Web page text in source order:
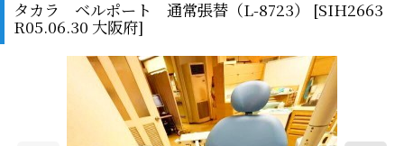
タカラ ベルポート 通常張替（L-8723） [SIH2663
R05.06.30 大阪府]